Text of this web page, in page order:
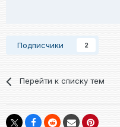
Подписчики 2
Перейти к списку тем